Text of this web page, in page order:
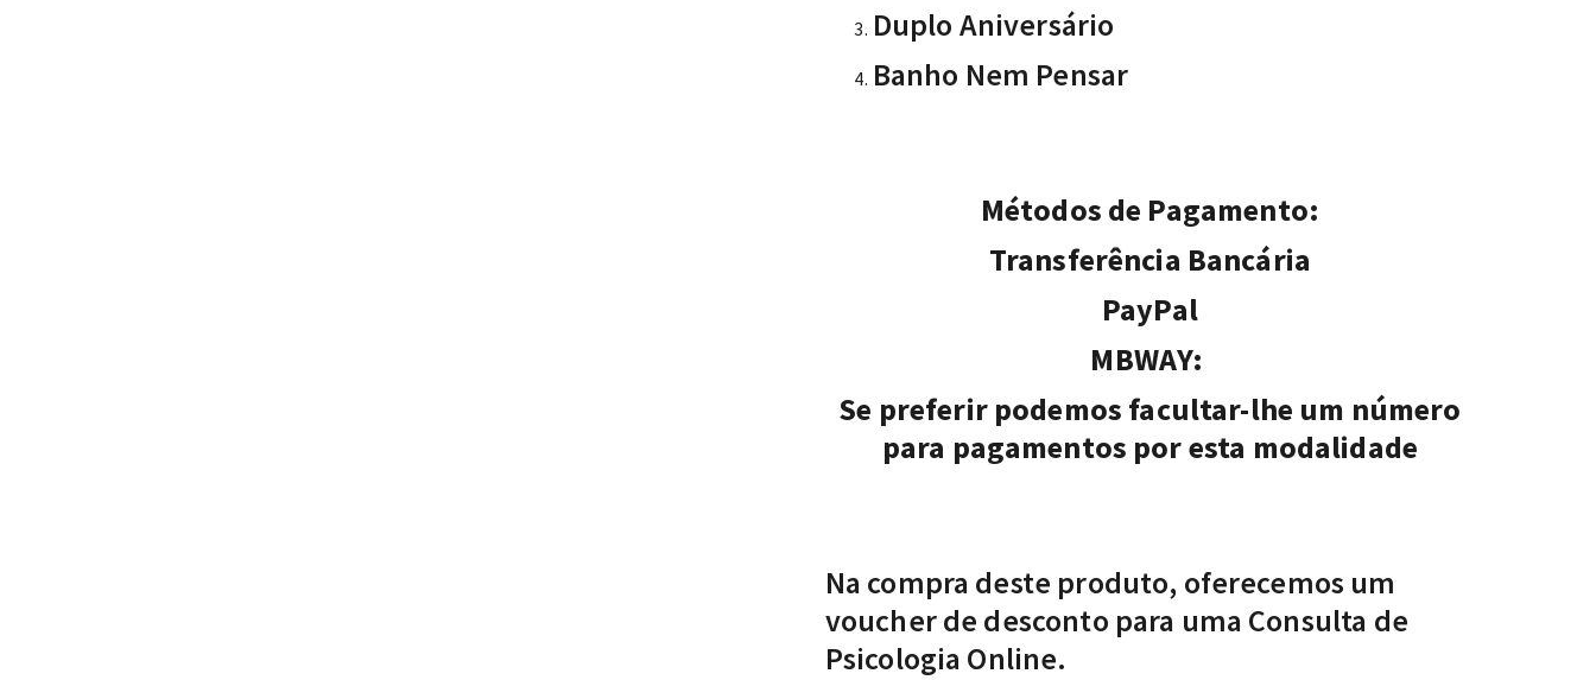
Duplo Aniversário
Banho Nem Pensar
Métodos de Pagamento:
Transferência Bancária
PayPal
MBWAY:
Se preferir podemos facultar-lhe um número
para pagamentos por esta modalidade
Na compra deste produto, oferecemos um
voucher de desconto para uma Consulta de
Psicologia Online.